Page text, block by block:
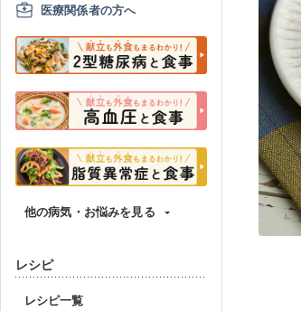
医療関係者の方へ
他の病気・お悩みを見る
レシピ
レシピ一覧